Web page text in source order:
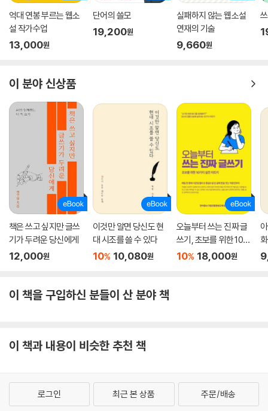
억대 연봉 부르는 웹소
설 작가수업
13,000원
단어의 쓸모
19,200원
실패하지 않는 웹소설
연재의 기술
9,660원
이 분야 신상품
책은 쓰고 싶지만 글쓰
기가 두려운 당신에게
12,000원
이것만 알면 당신도 현
대 시조를 쓸 수 있다
10% 10,080원
오늘부터 쓰는 진짜 글
쓰기, 초보를 위한 10가
지 실전 치트키
10% 18,000원
이 책을 구입하신 분들이 산 분야 책
이 책과 내용이 비슷한 추천 책
로그인 최근 본 상품 주문/배송